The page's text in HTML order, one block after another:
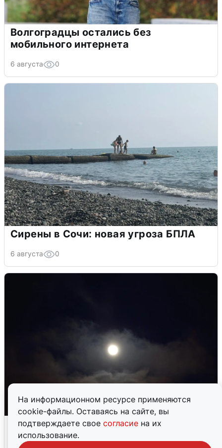
На информационном ресурсе применяются
cookie-файлы. Оставаясь на сайте, вы
подтверждаете свое согласие на их
использование.
Волгоградцы остались без
мобильного интернета
6 августа 0
Сирены в Сочи: новая угроза БПЛА
6 августа 0
Взрывы в Воронеже после сигнала
тревоги